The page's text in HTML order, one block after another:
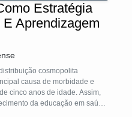
Estratégia
Aprendizagem
cosmopolita
causa de morbidade e
cinco anos de idade. Assim,
da educação em saúde